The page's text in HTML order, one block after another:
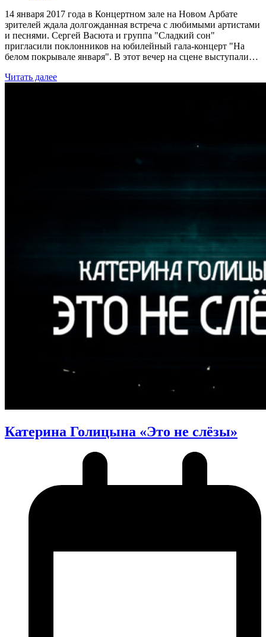
14 января 2017 года в Концертном зале на Новом Арбате
зрителей ждала долгожданная встреча с любимыми артистами
и песнями. Сергей Васюта и группа "Сладкий сон"
пригласили поклонников на юбилейный гала-концерт "На
белом покрывале января". В этот вечер на сцене выступали…
Читать далее
Катерина Голицына «Это не слёзы»